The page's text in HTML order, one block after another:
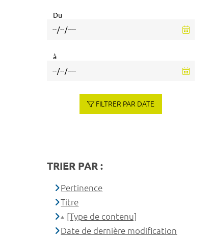
Du
à
FILTRER PAR DATE
TRIER PAR :
Pertinence
Titre
[Type de contenu]
Date de dernière modification